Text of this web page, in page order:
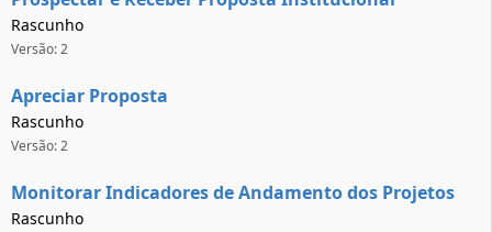
Rascunho
Versão: 2
Apreciar Proposta
Rascunho
Versão: 2
Monitorar Indicadores de Andamento dos Projetos
Rascunho